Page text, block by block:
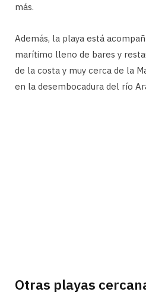
más.
Además, la playa está
marítimo lleno de bares y
de la costa y muy cerca de la
en la desembocadura del río
Otras playas